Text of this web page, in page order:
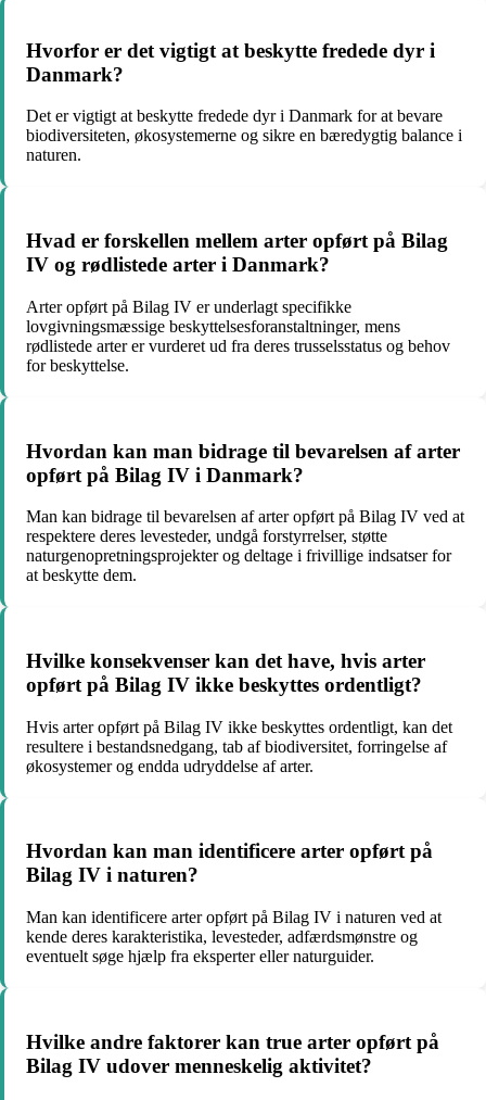
Hvorfor er det vigtigt at beskytte fredede dyr i
Danmark?
Det er vigtigt at beskytte fredede dyr i Danmark for at bevare
biodiversiteten, økosystemerne og sikre en bæredygtig balance i
naturen.
Hvad er forskellen mellem arter opført på Bilag
IV og rødlistede arter i Danmark?
Arter opført på Bilag IV er underlagt specifikke
lovgivningsmæssige beskyttelsesforanstaltninger, mens
rødlistede arter er vurderet ud fra deres trusselsstatus og behov
for beskyttelse.
Hvordan kan man bidrage til bevarelsen af arter
opført på Bilag IV i Danmark?
Man kan bidrage til bevarelsen af arter opført på Bilag IV ved at
respektere deres levesteder, undgå forstyrrelser, støtte
naturgenopretningsprojekter og deltage i frivillige indsatser for
at beskytte dem.
Hvilke konsekvenser kan det have, hvis arter
opført på Bilag IV ikke beskyttes ordentligt?
Hvis arter opført på Bilag IV ikke beskyttes ordentligt, kan det
resultere i bestandsnedgang, tab af biodiversitet, forringelse af
økosystemer og endda udryddelse af arter.
Hvordan kan man identificere arter opført på
Bilag IV i naturen?
Man kan identificere arter opført på Bilag IV i naturen ved at
kende deres karakteristika, levesteder, adfærdsmønstre og
eventuelt søge hjælp fra eksperter eller naturguider.
Hvilke andre faktorer kan true arter opført på
Bilag IV udover menneskelig aktivitet?